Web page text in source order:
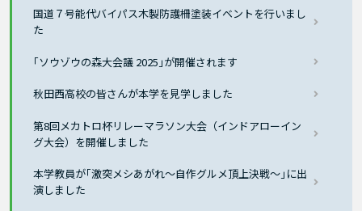
国道７号能代バイパス木製防護柵塗装イベントを行いまし
た
｢ソウゾウの森大会議 2025｣が開催されます
秋田西高校の皆さんが本学を見学しました
第8回メカトロ杯リレーマラソン大会（インドアローイン
グ大会）を開催しました
本学教員が｢激突メシあがれ〜自作グルメ頂上決戦〜｣に出
演しました